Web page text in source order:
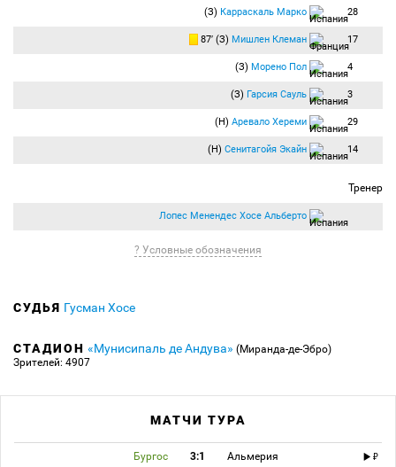
(З) Карраскаль Марко 28
87′ (З) Мишлен Клеман 17
(З) Морено Пол 4
(З) Гарсия Сауль 3
(Н) Аревало Хереми 29
(Н) Сенитагойя Экайн 14
Тренер
Лопес Менендес Хосе Альберто
? Условные обозначения
СУДЬЯ Гусман Хосе
СТАДИОН «Мунисипаль де Андува» (Миранда-де-Эбро)
Зрителей: 4907
МАТЧИ ТУРА
Бургос 3:1 Альмерия